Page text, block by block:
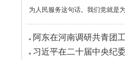
为人民服务这句话。我们党就是
阿东在河南调研共青团
习近平在二十届中央纪